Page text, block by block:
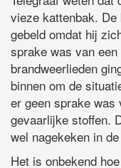
vieze kattenbak. De
gebeld omdat hij
sprake was van
brandweerlieden
binnen om de
er geen sprake
gevaarlijke stoffen.
wel nagekeken in
Het is onbekend